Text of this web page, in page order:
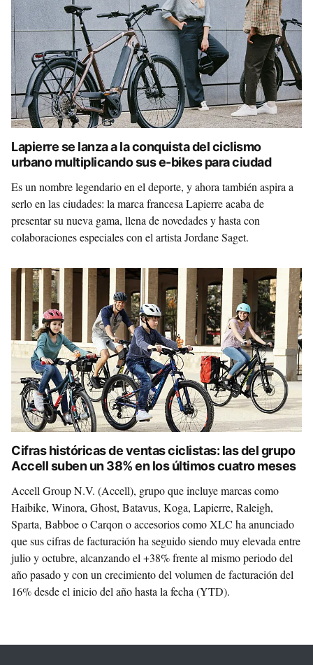
Lapierre se lanza a la conquista del ciclismo
urbano multiplicando sus e-bikes para ciudad
Es un nombre legendario en el deporte, y ahora también aspira a
serlo en las ciudades: la marca francesa Lapierre acaba de
presentar su nueva gama, llena de novedades y hasta con
colaboraciones especiales con el artista Jordane Saget.
Cifras históricas de ventas ciclistas: las del grupo
Accell suben un 38% en los últimos cuatro meses
Accell Group N.V. (Accell), grupo que incluye marcas como
Haibike, Winora, Ghost, Batavus, Koga, Lapierre, Raleigh,
Sparta, Babboe o Carqon o accesorios como XLC ha anunciado
que sus cifras de facturación ha seguido siendo muy elevada entre
julio y octubre, alcanzando el +38% frente al mismo periodo del
año pasado y con un crecimiento del volumen de facturación del
16% desde el inicio del año hasta la fecha (YTD).